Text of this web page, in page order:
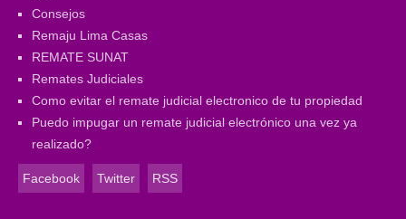
Consejos
Remaju Lima Casas
REMATE SUNAT
Remates Judiciales
Como evitar el remate judicial electronico de tu propiedad
Puedo impugar un remate judicial electrónico una vez ya
realizado?
Facebook Twitter RSS